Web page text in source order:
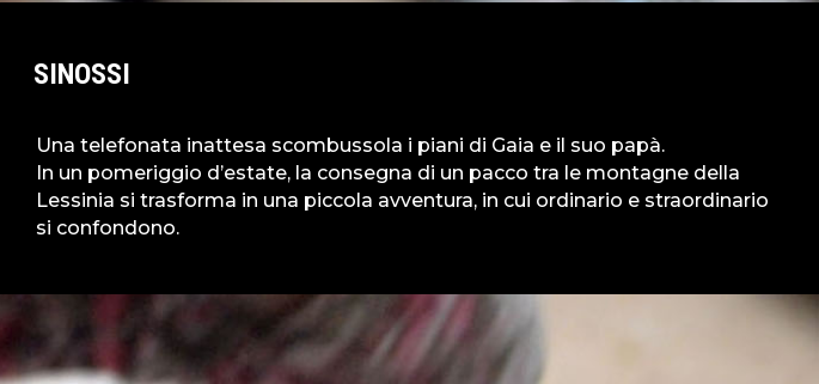
SINOSSI
Una telefonata inattesa scombussola i piani di Gaia e il suo papà.
In un pomeriggio d’estate, la consegna di un pacco tra le montagne della
Lessinia si trasforma in una piccola avventura, in cui ordinario e straordinario
si confondono.